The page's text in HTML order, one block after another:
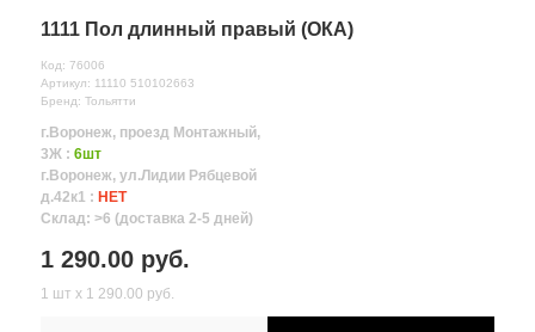
1111 Пол длинный правый (ОКА)
Код: 76006
Артикул: 11110 510102663
Бренд: Тольятти
г.Воронеж, проезд Монтажный,
3Ж : 6шт
г.Воронеж, ул.Лидии Рябцевой
д.42к1 : НЕТ
Склад: >6 (доставка 2-5 дней)
1 290.00 руб.
1 шт х 1 290.00 руб.